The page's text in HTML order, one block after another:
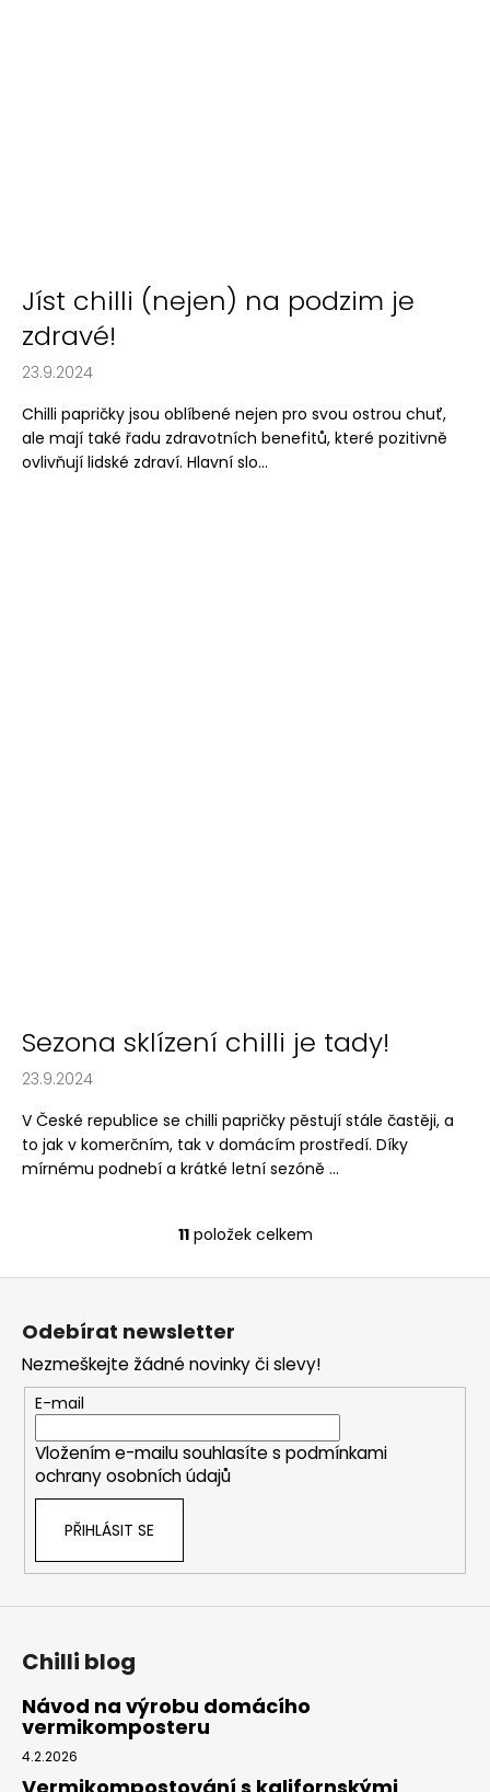
Jíst chilli (nejen) na podzim je
zdravé!
23.9.2024
Chilli papričky jsou oblíbené nejen pro svou ostrou chuť,
ale mají také řadu zdravotních benefitů, které pozitivně
ovlivňují lidské zdraví. Hlavní slo...
Sezona sklízení chilli je tady!
23.9.2024
V České republice se chilli papričky pěstují stále častěji, a
to jak v komerčním, tak v domácím prostředí. Díky
mírnému podnebí a krátké letní sezóně ...
O
v
a
c
í
p
r
ý
p
11položek celkem
Z
Odebírat newsletter
Nezmeškejte žádné novinky či slevy!
E-mail
Vložením e-mailu souhlasíte s podmínkami
ochrany osobních údajů
PŘIHLÁSIT SE
Chilli blog
Návod na výrobu domácího
vermikomposteru
4.2.2026